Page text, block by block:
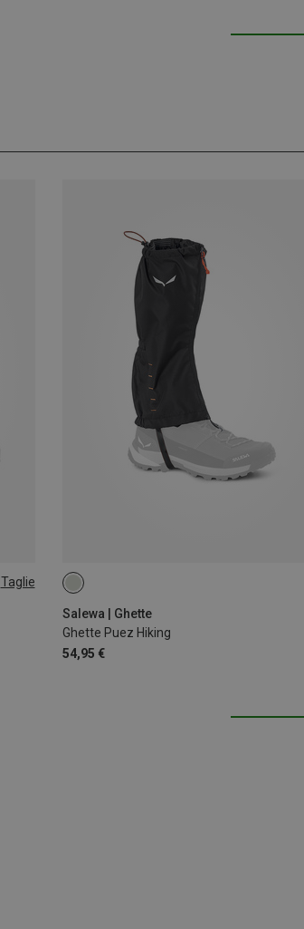
Taglie
Salewa | Ghette
Ghette Puez Hiking
54,95 €
L